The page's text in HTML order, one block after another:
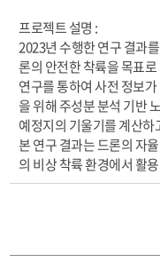
프로젝트 설명 :
2023년 수행한 연구 결과
론의 안전한 착륙을 목표
연구를 통하여 사전 정보
을 위해 주성분 분석 기반
예정지의 기울기를 계산
본 연구 결과는 드론의 자
의 비상 착륙 환경에서 활